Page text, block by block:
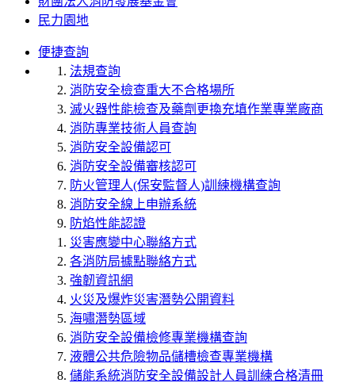
民力園地
便捷查詢
法規查詢
消防安全檢查重大不合格場所
滅火器性能檢查及藥劑更換充填作業專業廠商
消防專業技術人員查詢
消防安全設備認可
消防安全設備審核認可
防火管理人(保安監督人)訓練機構查詢
消防安全線上申辦系統
防焰性能認證
災害應變中心聯絡方式
各消防局據點聯絡方式
強韌資訊網
火災及爆炸災害潛勢公開資料
海嘯潛勢區域
消防安全設備檢修專業機構查詢
液體公共危險物品儲槽檢查專業機構
儲能系統消防安全設備設計人員訓練合格清冊